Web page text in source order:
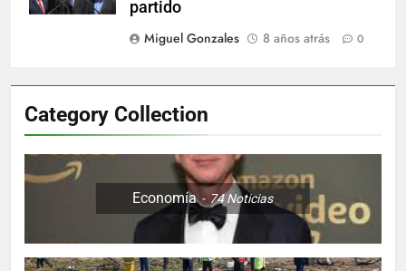
partido
Miguel Gonzales
8 años atrás 0
Category Collection
Economía 74Noticias